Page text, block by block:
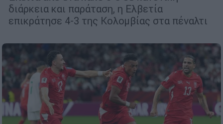
διάρκεια και παράταση, η Ελβετία
επικράτησε 4-3 της Κολομβίας στα πέναλτι